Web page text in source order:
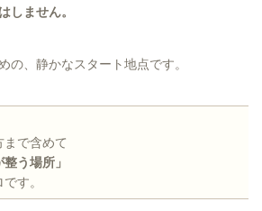
しません。
の、静かなスタート地点です。
まで含めて
う場所」
す。